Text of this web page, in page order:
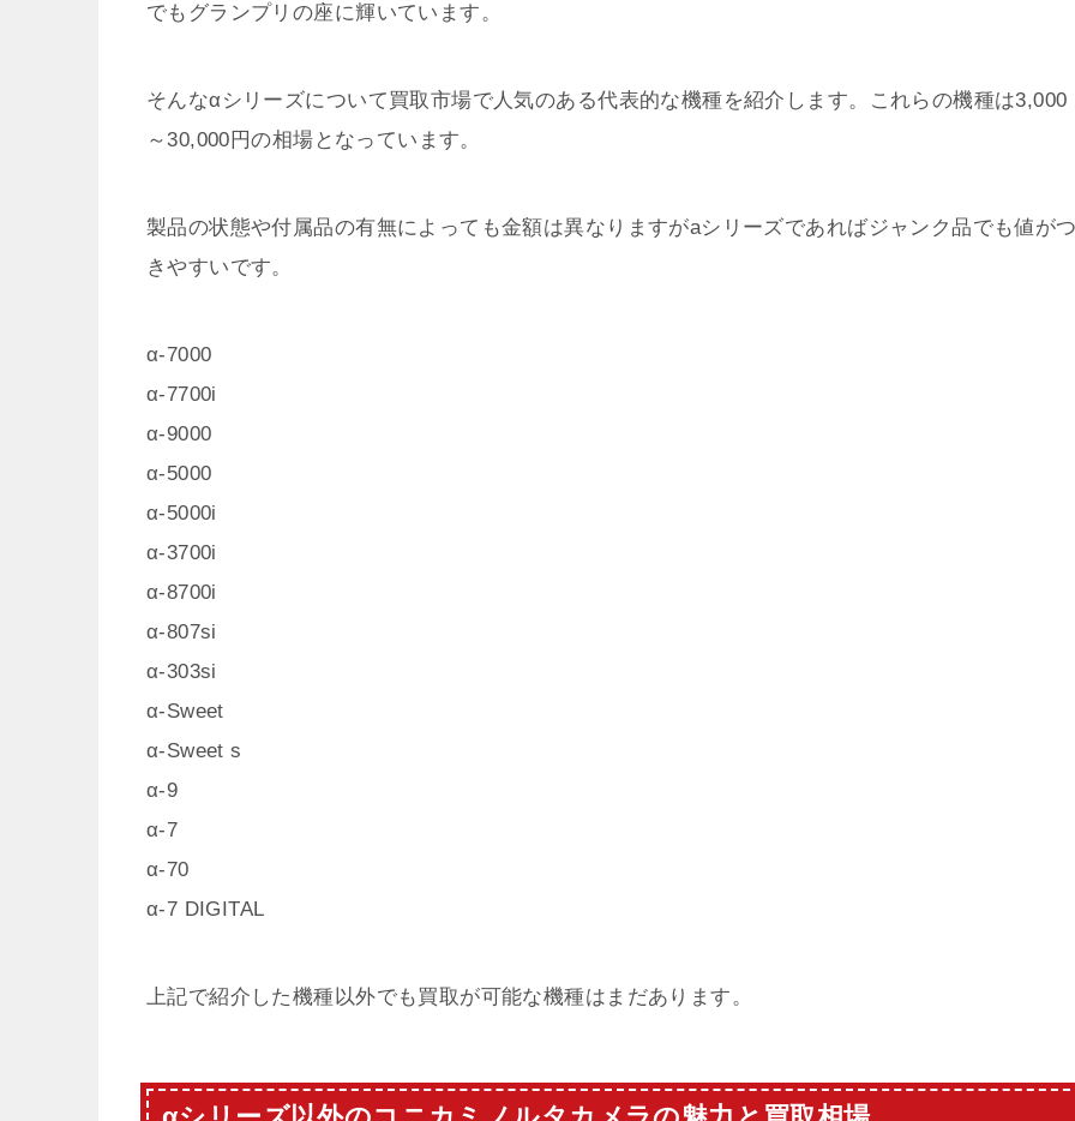
でもグランプリの座に輝いています。
そんなαシリーズについて買取市場で人気のある代表的な機種を紹介します。これらの機種は3,000
～30,000円の相場となっています。
製品の状態や付属品の有無によっても金額は異なりますがaシリーズであればジャンク品でも値が
きやすいです。
α-7000
α-7700i
α-9000
α-5000
α-5000i
α-3700i
α-8700i
α-807si
α-303si
α-Sweet
α-Sweet s
α-9
α-7
α-70
α-7 DIGITAL
上記で紹介した機種以外でも買取が可能な機種はまだあります。